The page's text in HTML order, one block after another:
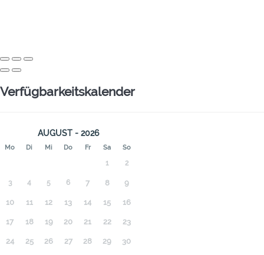
Verfügbarkeitskalender
AUGUST - 2026
Mo Di Mi Do Fr Sa So
1 2
3 4 5 6 7 8 9
10 11 12 13 14 15 16
17 18 19 20 21 22 23
24 25 26 27 28 29 30